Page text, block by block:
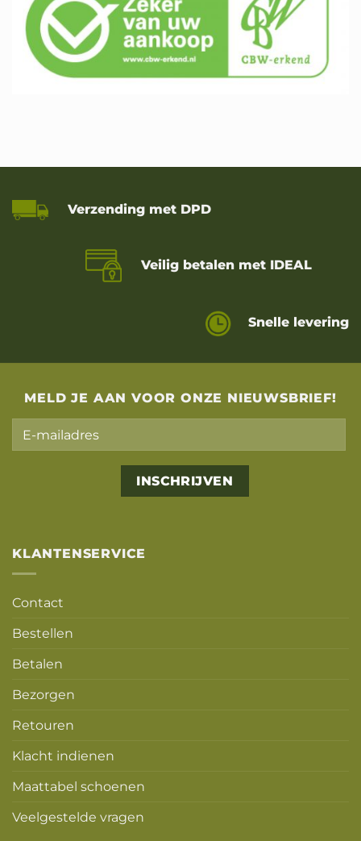
Verzending met DPD
Veilig betalen met IDEAL
Snelle levering
MELD JE AAN VOOR ONZE NIEUWSBRIEF!
KLANTENSERVICE
Contact
Bestellen
Betalen
Bezorgen
Retouren
Klacht indienen
Maattabel schoenen
Veelgestelde vragen